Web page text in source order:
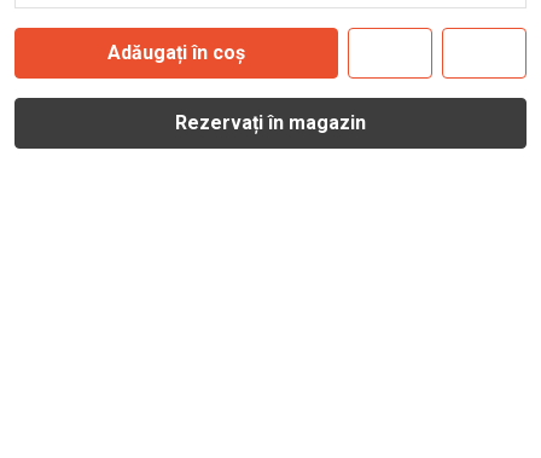
Adăugați în coș
Rezervați în magazin